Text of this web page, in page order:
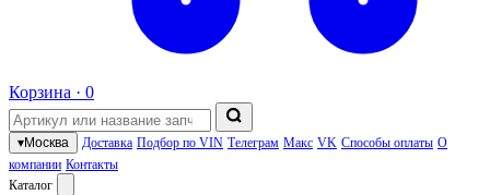
Корзина · 0
▾Москва Доставка Подбор по VIN Телеграм Макс VK Способы оплаты О
компании Контакты
Каталог